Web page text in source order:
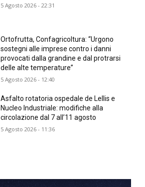
5 Agosto 2026 - 22:31
Ortofrutta, Confagricoltura: “Urgono
sostegni alle imprese contro i danni
provocati dalla grandine e dal protrarsi
delle alte temperature”
5 Agosto 2026 - 12:40
Asfalto rotatoria ospedale de Lellis e
Nucleo Industriale: modifiche alla
circolazione dal 7 all’11 agosto
5 Agosto 2026 - 11:36